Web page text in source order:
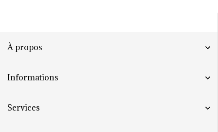
À propos
Informations
Services